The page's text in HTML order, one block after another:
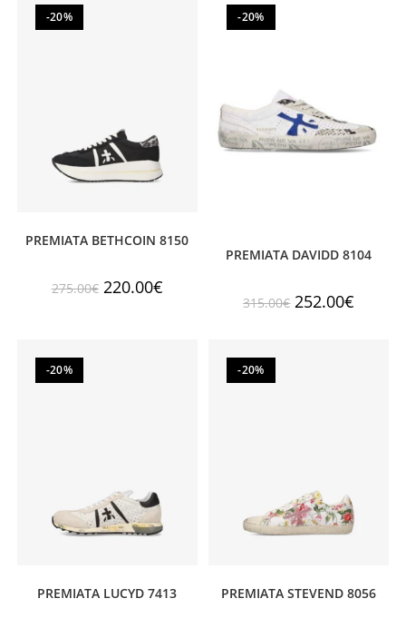
-20%
PREMIATA BETHCOIN 8150
275.00€ 220.00€
-20%
PREMIATA DAVIDD 8104
315.00€ 252.00€
-20%
PREMIATA LUCYD 7413
-20%
PREMIATA STEVEND 8056